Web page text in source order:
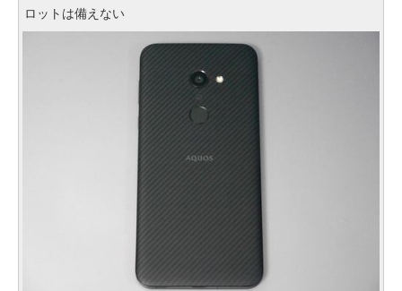
ロットは備えない